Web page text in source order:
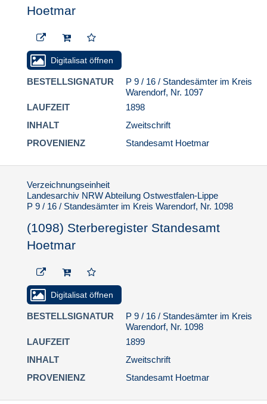
Hoetmar
Digitalisat öffnen
BESTELLSIGNATUR
P 9 / 16 / Standesämter im Kreis
Warendorf, Nr. 1097
LAUFZEIT
1898
INHALT
Zweitschrift
PROVENIENZ
Standesamt Hoetmar
Verzeichnungseinheit
Landesarchiv NRW Abteilung Ostwestfalen-Lippe
P 9 / 16 / Standesämter im Kreis Warendorf, Nr. 1098
(1098) Sterberegister Standesamt
Hoetmar
Digitalisat öffnen
BESTELLSIGNATUR
P 9 / 16 / Standesämter im Kreis
Warendorf, Nr. 1098
LAUFZEIT
1899
INHALT
Zweitschrift
PROVENIENZ
Standesamt Hoetmar